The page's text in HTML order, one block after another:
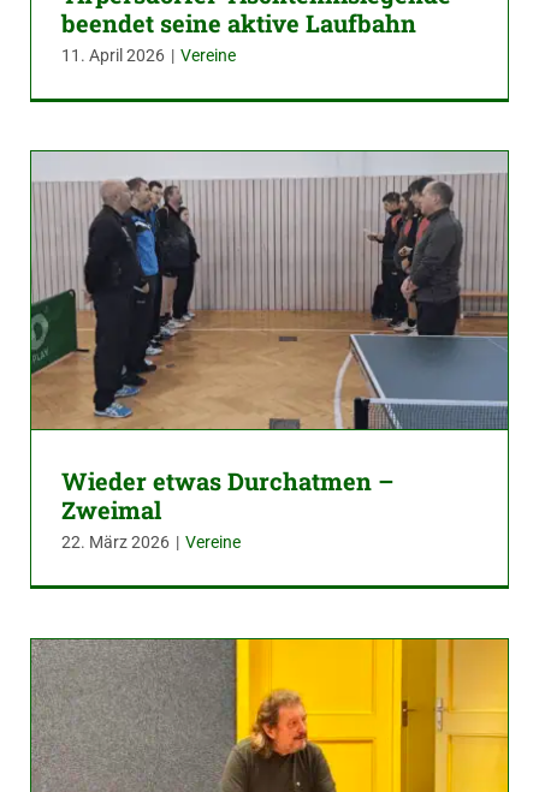
beendet seine aktive Laufbahn
11. April 2026 | Vereine
Wieder etwas Durchatmen –
Zweimal
22. März 2026 | Vereine